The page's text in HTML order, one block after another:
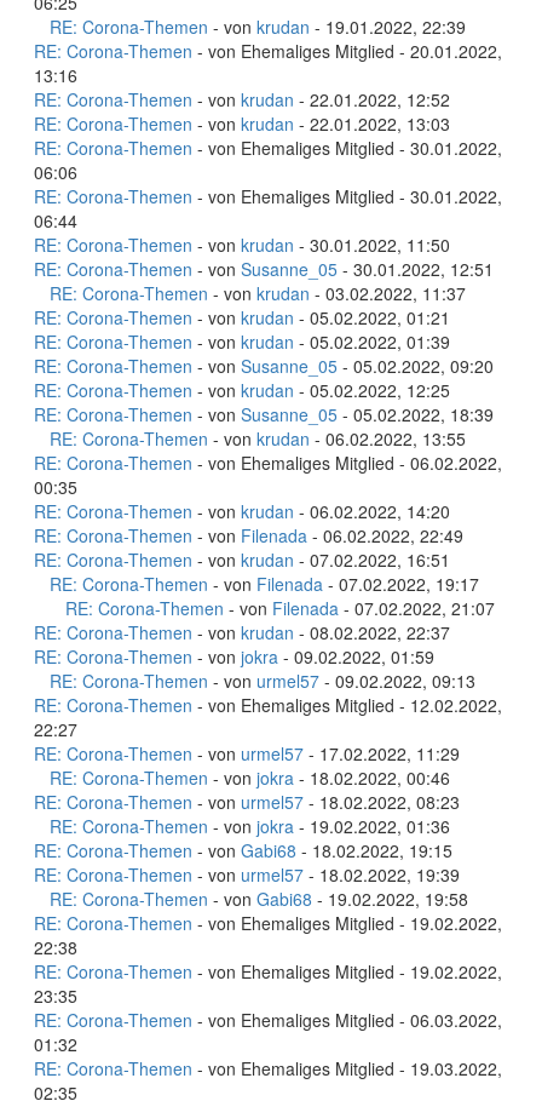
RE: Corona-Themen - von krudan - 19.01.2022, 22:39
RE: Corona-Themen - von Ehemaliges Mitglied - 20.01.2022,
13:16
RE: Corona-Themen - von krudan - 22.01.2022, 12:52
RE: Corona-Themen - von krudan - 22.01.2022, 13:03
RE: Corona-Themen - von Ehemaliges Mitglied - 30.01.2022,
06:06
RE: Corona-Themen - von Ehemaliges Mitglied - 30.01.2022,
06:44
RE: Corona-Themen - von krudan - 30.01.2022, 11:50
RE: Corona-Themen - von Susanne_05 - 30.01.2022, 12:51
RE: Corona-Themen - von krudan - 03.02.2022, 11:37
RE: Corona-Themen - von krudan - 05.02.2022, 01:21
RE: Corona-Themen - von krudan - 05.02.2022, 01:39
RE: Corona-Themen - von Susanne_05 - 05.02.2022, 09:20
RE: Corona-Themen - von krudan - 05.02.2022, 12:25
RE: Corona-Themen - von Susanne_05 - 05.02.2022, 18:39
RE: Corona-Themen - von krudan - 06.02.2022, 13:55
RE: Corona-Themen - von Ehemaliges Mitglied - 06.02.2022,
00:35
RE: Corona-Themen - von krudan - 06.02.2022, 14:20
RE: Corona-Themen - von Filenada - 06.02.2022, 22:49
RE: Corona-Themen - von krudan - 07.02.2022, 16:51
RE: Corona-Themen - von Filenada - 07.02.2022, 19:17
RE: Corona-Themen - von Filenada - 07.02.2022, 21:07
RE: Corona-Themen - von krudan - 08.02.2022, 22:37
RE: Corona-Themen - von jokra - 09.02.2022, 01:59
RE: Corona-Themen - von urmel57 - 09.02.2022, 09:13
RE: Corona-Themen - von Ehemaliges Mitglied - 12.02.2022,
22:27
RE: Corona-Themen - von urmel57 - 17.02.2022, 11:29
RE: Corona-Themen - von jokra - 18.02.2022, 00:46
RE: Corona-Themen - von urmel57 - 18.02.2022, 08:23
RE: Corona-Themen - von jokra - 19.02.2022, 01:36
RE: Corona-Themen - von Gabi68 - 18.02.2022, 19:15
RE: Corona-Themen - von urmel57 - 18.02.2022, 19:39
RE: Corona-Themen - von Gabi68 - 19.02.2022, 19:58
RE: Corona-Themen - von Ehemaliges Mitglied - 19.02.2022,
22:38
RE: Corona-Themen - von Ehemaliges Mitglied - 19.02.2022,
23:35
RE: Corona-Themen - von Ehemaliges Mitglied - 06.03.2022,
01:32
RE: Corona-Themen - von Ehemaliges Mitglied - 19.03.2022,
02:35